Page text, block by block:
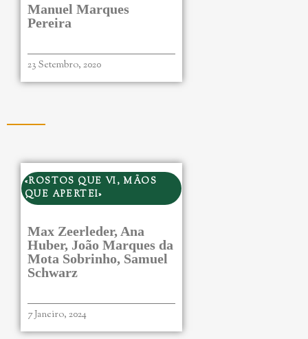
Manuel Marques
Pereira
23 Setembro, 2020
«ROSTOS QUE VI, MÃOS
QUE APERTEI»
Max Zeerleder, Ana
Huber, João Marques da
Mota Sobrinho, Samuel
Schwarz
7 Janeiro, 2024